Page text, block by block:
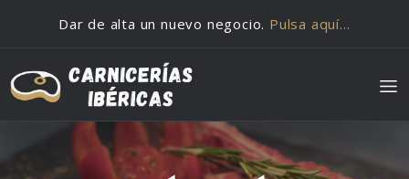
Dar de alta un nuevo negocio. Pulsa aquí…